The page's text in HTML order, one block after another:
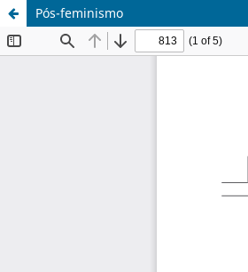
Pós-feminismo